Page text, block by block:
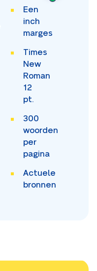
Een
inch
marges
Times
New
Roman
12
pt.
300
woorden
per
pagina
Actuele
bronnen